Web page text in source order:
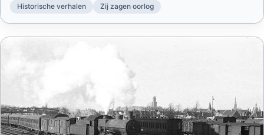
Historische verhalen Zij zagen oorlog